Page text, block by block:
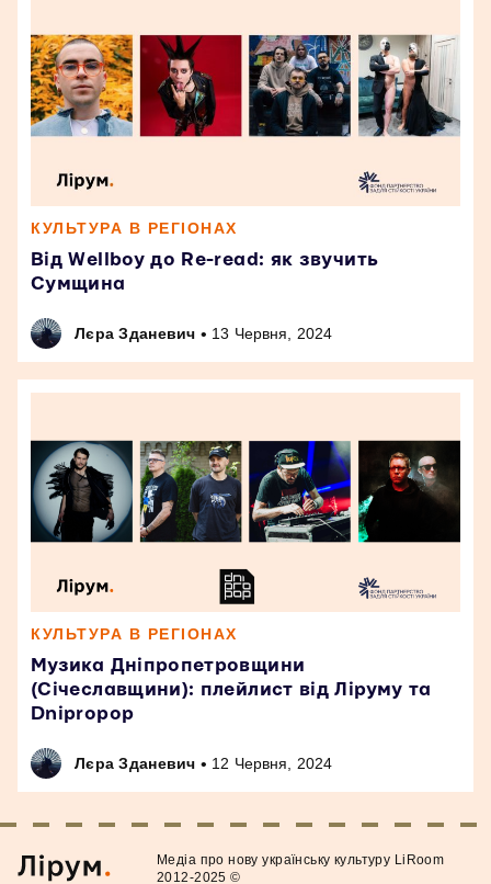
КУЛЬТУРА В РЕГІОНАХ
Від Wellboy до Re-read: як звучить
Сумщина
Лєра Зданевич • 13 Червня, 2024
КУЛЬТУРА В РЕГІОНАХ
Музика Дніпропетровщини
(Січеславщини): плейлист від Ліруму та
Dnipropop
Лєра Зданевич • 12 Червня, 2024
Медiа про нову українську культуру LiRoom
2012-2025 ©